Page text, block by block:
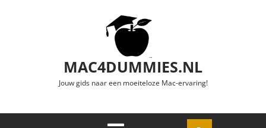
MAC4DUMMIES.NL
Jouw gids naar een moeiteloze Mac-ervaring!